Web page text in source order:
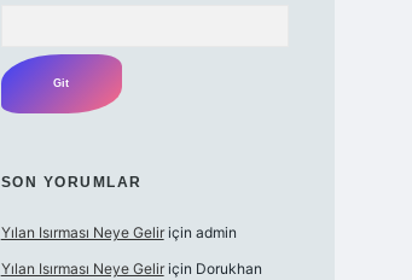
SON YORUMLAR
Yılan Isırması Neye Geliriçin admin
Yılan Isırması Neye Geliriçin Dorukhan